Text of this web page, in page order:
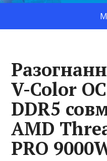
V-Color
DDR5
AMD
PRO